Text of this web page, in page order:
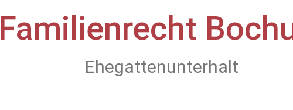
Familienrecht
Ehegattenunterhalt